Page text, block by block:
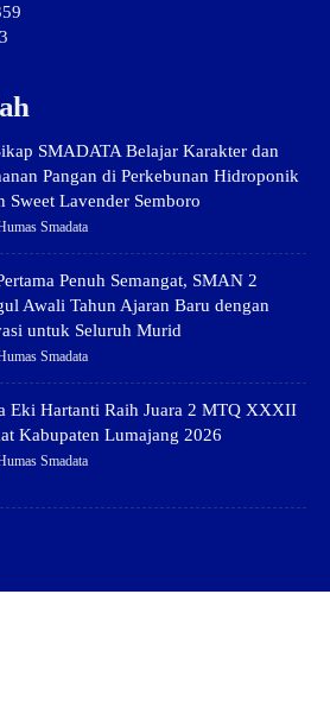
SMADATA Belajar Karakter dan
Pangan di Perkebunan Hidroponik
Sweet Lavender Semboro
Smadata
Penuh Semangat, SMAN 2
Awali Tahun Ajaran Baru dengan
untuk Seluruh Murid
Smadata
Eki Hartanti Raih Juara 2 MTQ XXXII
Kabupaten Lumajang 2026
Smadata